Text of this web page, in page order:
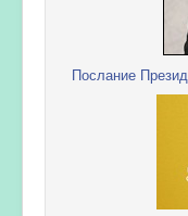
Послание